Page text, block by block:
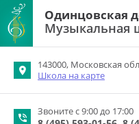
Одинцовская
Музыкальная
143000, Московская
Школа на карте
Звоните с 9:00 до 17:00